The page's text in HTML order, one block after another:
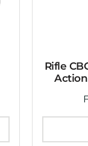
Rifle
Action